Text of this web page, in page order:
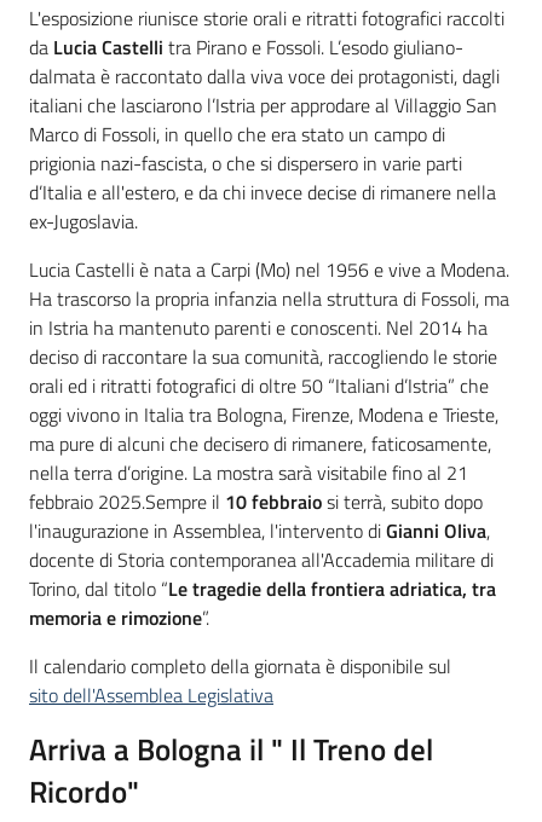
L'esposizione riunisce storie orali e ritratti fotografici raccolti
da Lucia Castelli tra Pirano e Fossoli. L’esodo giuliano-
dalmata è raccontato dalla viva voce dei protagonisti, dagli
italiani che lasciarono l’Istria per approdare al Villaggio San
Marco di Fossoli, in quello che era stato un campo di
prigionia nazi-fascista, o che si dispersero in varie parti
d’Italia e all'estero, e da chi invece decise di rimanere nella
ex-Jugoslavia.
Lucia Castelli è nata a Carpi (Mo) nel 1956 e vive a Modena.
Ha trascorso la propria infanzia nella struttura di Fossoli, ma
in Istria ha mantenuto parenti e conoscenti. Nel 2014 ha
deciso di raccontare la sua comunità, raccogliendo le storie
orali ed i ritratti fotografici di oltre 50 “Italiani d’Istria” che
oggi vivono in Italia tra Bologna, Firenze, Modena e Trieste,
ma pure di alcuni che decisero di rimanere, faticosamente,
nella terra d’origine. La mostra sarà visitabile fino al 21
febbraio 2025.Sempre il 10 febbraiosi terrà, subito dopo
l'inaugurazione in Assemblea, l'intervento diGianni Oliva,
docente di Storia contemporanea all'Accademia militare di
Torino, dal titolo “Le tragedie della frontiera adriatica, tra
memoria e rimozione”.
Il calendario completo della giornata è disponibile sul
sito dell'Assemblea Legislativa
Arriva a Bologna il " Il Treno del
Ricordo"